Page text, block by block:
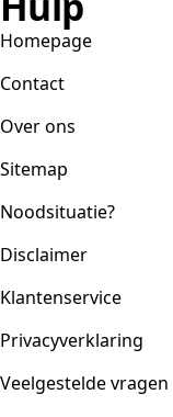
Homepage
Contact
Over ons
Sitemap
Noodsituatie?
Disclaimer
Klantenservice
Privacyverklaring
Veelgestelde vragen